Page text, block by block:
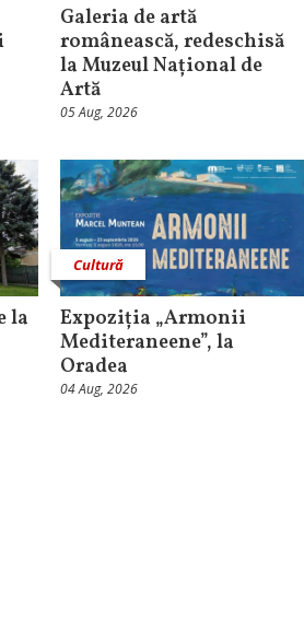
Galeria de artă
românească, redeschisă
la Muzeul Național de
Artă
05 Aug, 2026
la
Cultură
Expoziția „Armonii
Mediteraneene”, la
Oradea
04 Aug, 2026